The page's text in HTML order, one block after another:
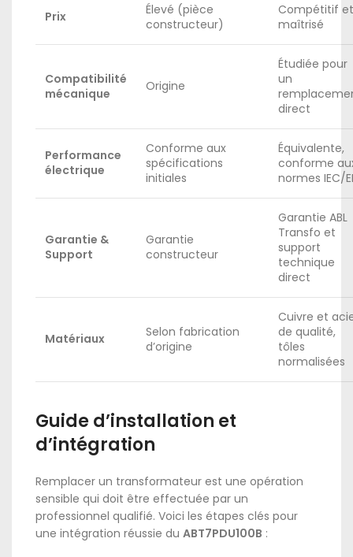
Prix
Élevé (pièce
constructeur)
Compétitif et
maîtrisé
Compatibilité
mécanique
Origine
Étudiée pour
un
direct
Performance
électrique
Conforme aux
spécifications
initiales
Équivalente,
conforme
normes IEC/
Garantie &
Support
Garantie
constructeur
Garantie ABL
Transfo et
support
technique
direct
Matériaux
Selon fabrication
d’origine
Cuivre et
de qualité,
tôles
normalisées
Guide d’installation et
d’intégration
Remplacer un transformateur est une opération
sensible qui doit être effectuée par un
professionnel qualifié. Voici les étapes clés pour
une intégration réussie du ABT7PDU100B :